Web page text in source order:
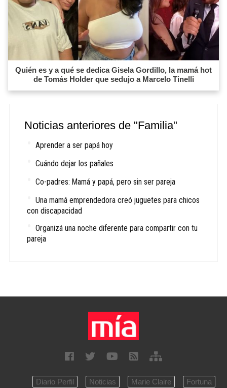
Quién es y a qué se dedica Gisela Gordillo, la mamá hot
de Tomás Holder que sedujo a Marcelo Tinelli
Noticias anteriores de "Familia"
Aprender a ser papá hoy
Cuándo dejar los pañales
Co-padres: Mamá y papá, pero sin ser pareja
Una mamá emprendedora creó juguetes para chicos
con discapacidad
Organizá una noche diferente para compartir con tu
pareja
Diario Perfil Noticias Marie Claire Fortuna